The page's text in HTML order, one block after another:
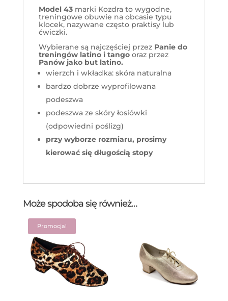
Model 43marki Kozdra to wygodne,
treningowe obuwie na obcasie typu
klocek, nazywane często praktisy lub
ćwiczki.
Wybierane są najczęściej przez Panie do
treningów latino i tangooraz przez
Panów jako but latino.
wierzch i wkładka: skóra naturalna
bardzo dobrze wyprofilowana
podeszwa
podeszwa ze skóry łosiówki
(odpowiedni poślizg)
przy wyborze rozmiaru, prosimy
kierować się długością stopy
Może spodoba się również…
Promocja!